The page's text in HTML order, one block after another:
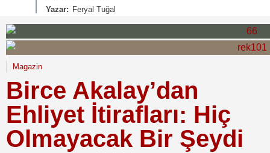
Yazar: Feryal Tuğal
Magazin
Birce Akalay’dan
Ehliyet İtirafları: Hiç
Olmayacak Bir Şeydi